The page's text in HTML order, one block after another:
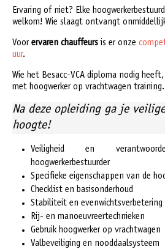
Ervaring of niet? Elke
welkom! Wie slaagt ontvangt
Voor ervaren chauffeurs is er onze
uur.
Wie het Besacc-VCA diploma nodig
met hoogwerker op vrachtwagen training.
Na deze opleiding ga je
hoogte!
Veiligheid en
hoogwerkerbestuurder
Specifieke eigenschappen van de
Checklist en basisonderhoud
Stabiliteit en evenwichtsverbetering
Rij- en manoeuvreertechnieken
Gebruik hoogwerker op vrachtwagen
Valbeveiliging en nooddaalsysteem